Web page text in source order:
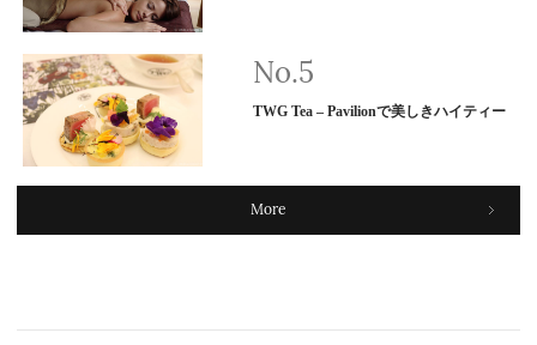
TWG Tea – Pavilionで美しきハイティー
More